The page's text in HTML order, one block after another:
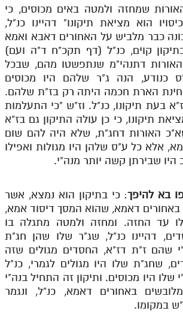
יב
יג
יד
טז
שמחזה ולמטה באים מכוסים, כי
הוא מציאת תיקונו" דהיינו כנ"ל,
כבר מלביש על האחורים דאבא ואמא
קוים, כנ"ל (דף תקכ"ח ד"ה ועם)
דתנהי"מ שנתפשטו מהם, שבכל
הנה ג"ר שלהם היו מכוסים
הארת חכמה היתה רק בז"ת שלהם.
בעת תיקונו, כנ"ל. וז"ש "כי התעלמות
תיקונו, כי כן עולה התיקון גם בז"א
האורות דחג"ת, שלא היה להם שום
אלא כל ע"ס שלהן היו מגולות ואפילו
שבירתן קשה יותר מנה"י.
בא להיפך: כי בתיקון הוא נמצא, אשר
באחורים דאמא, שהוא המסך דיסוד אמא,
עד החזה. ומחזה ולמטה מתגלה בו
דהיינו כנ"ל, שג"ר שלו שהן חג"ת
שהם ז"ת דז"א, החסדים מגולים שזה
שחג"ת שלו היו מגולים לגמרי, כנ"ל
שלו היו מכוסים. ותיקון זה התחיל בנה"י
באחורים דאמא, כנ"ל, ונגמר
במקומו.